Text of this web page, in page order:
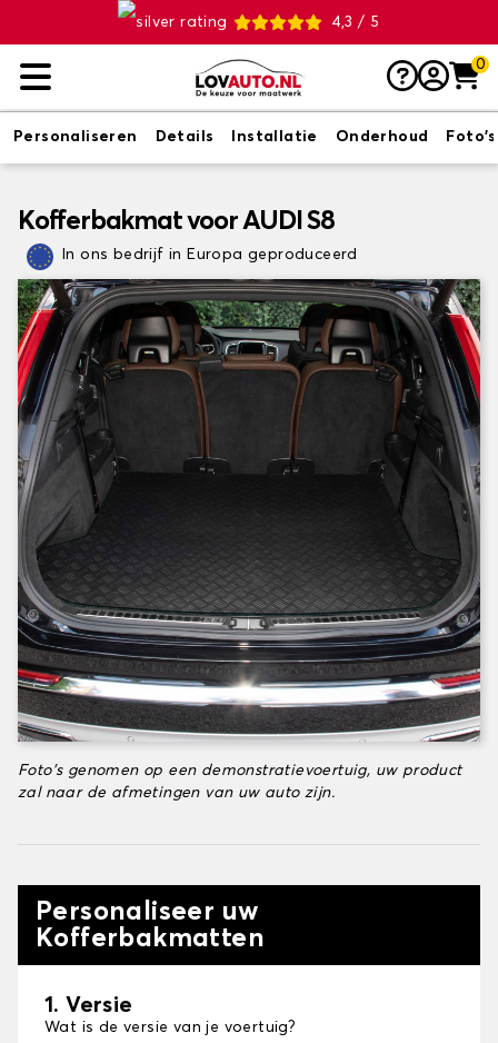
4,3 / 5
0
Personaliseren Details Installatie Onderhoud Foto's
Kofferbakmat voor AUDI S8
In ons bedrijf in Europa geproduceerd
Foto's genomen op een demonstratievoertuig, uw product
zal naar de afmetingen van uw auto zijn.
Personaliseer uw
Kofferbakmatten
1. Versie
Wat is de versie van je voertuig?